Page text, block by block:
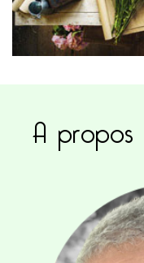
A propos